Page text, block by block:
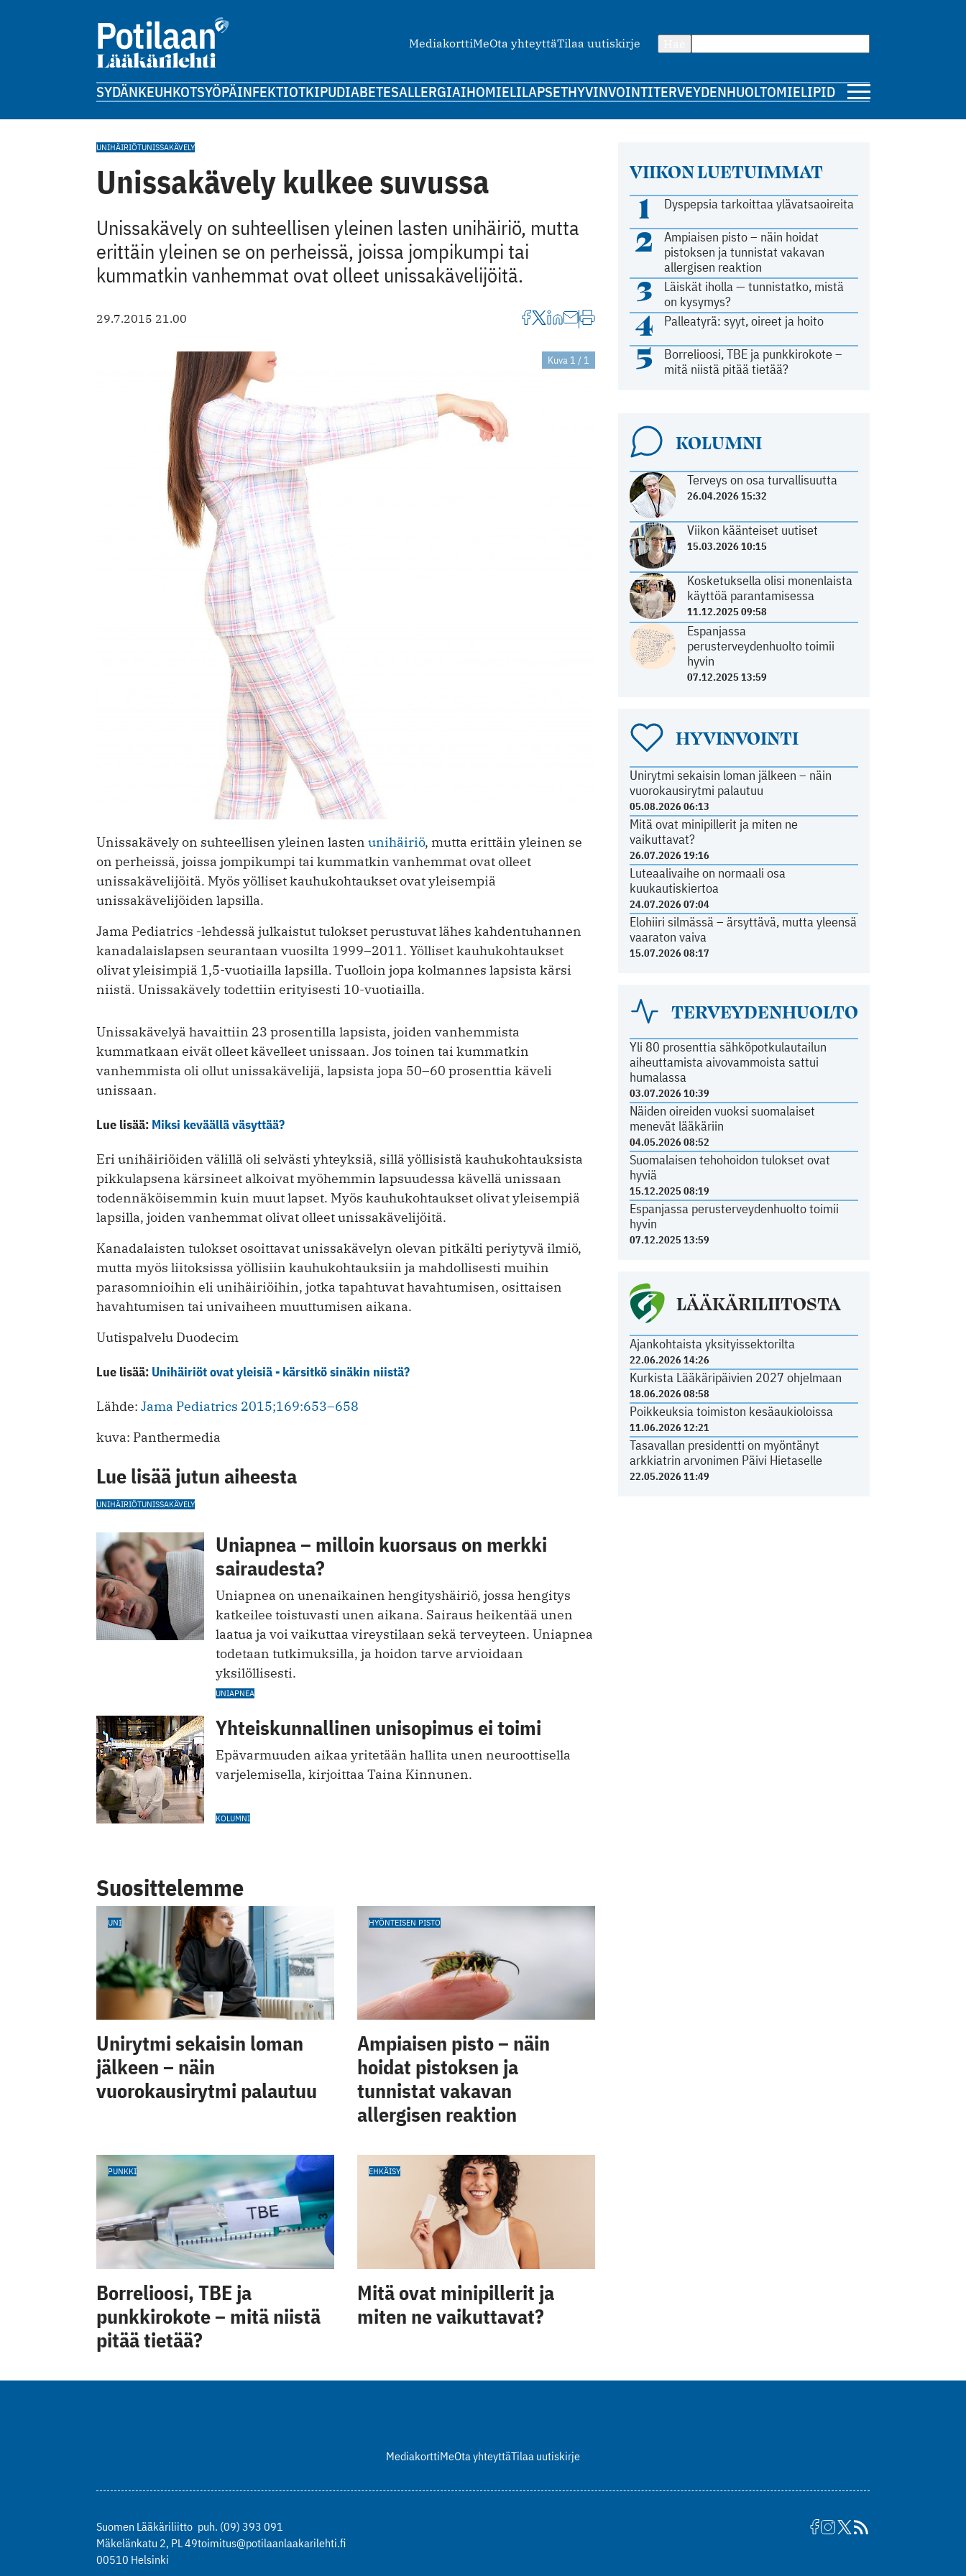
MediakorttiMeOta yhteyttäTilaa uutiskirje
SYDÄNKEUHKOTSYÖPÄINFEKTIOTKIPUDIABETESALLERGIAIHOMIELILAPSETHYVINVOINTITERVEYDENHUOLTOMIELIPIDE
VIIKON LUETUIMMAT
1 Dyspepsia tarkoittaa ylävatsaoireita
2
Ampiaisen pisto – näin hoidat
pistoksen ja tunnistat vakavan
allergisen reaktion
3
Läiskät iholla — tunnistatko, mistä
on kysymys?
4 Palleatyrä: syyt, oireet ja hoito
5
Borrelioosi, TBE ja punkkirokote –
mitä niistä pitää tietää?
KOLUMNI
Terveys on osa turvallisuutta
26.04.2026 15:32
Viikon käänteiset uutiset
15.03.2026 10:15
Kosketuksella olisi monenlaista
käyttöä parantamisessa
11.12.2025 09:58
Espanjassa
perusterveydenhuolto toimii
hyvin
07.12.2025 13:59
HYVINVOINTI
Unirytmi sekaisin loman jälkeen – näin
vuorokausirytmi palautuu
05.08.2026 06:13
Mitä ovat minipillerit ja miten ne
vaikuttavat?
26.07.2026 19:16
Luteaalivaihe on normaali osa
kuukautiskiertoa
24.07.2026 07:04
Elohiiri silmässä – ärsyttävä, mutta yleensä
vaaraton vaiva
15.07.2026 08:17
TERVEYDENHUOLTO
Yli 80 prosenttia sähköpotkulautailun
aiheuttamista aivovammoista sattui
humalassa
03.07.2026 10:39
Näiden oireiden vuoksi suomalaiset
menevät lääkäriin
04.05.2026 08:52
Suomalaisen tehohoidon tulokset ovat
hyviä
15.12.2025 08:19
Espanjassa perusterveydenhuolto toimii
hyvin
07.12.2025 13:59
LÄÄKÄRILIITOSTA
Ajankohtaista yksityissektorilta
22.06.2026 14:26
Kurkista Lääkäripäivien 2027 ohjelmaan
18.06.2026 08:58
Poikkeuksia toimiston kesäaukioloissa
11.06.2026 12:21
Tasavallan presidentti on myöntänyt
arkkiatrin arvonimen Päivi Hietaselle
22.05.2026 11:49
UNIHÄIRIÖTUNISSAKÄVELY
Unissakävely kulkee suvussa
Unissakävely on suhteellisen yleinen lasten unihäiriö, mutta
erittäin yleinen se on perheissä, joissa jompikumpi tai
kummatkin vanhemmat ovat olleet unissakävelijöitä.
29.7.2015 21.00
Kuva 1 / 1
Unissakävely on suhteellisen yleinen lasten unihäiriö, mutta erittäin yleinen se
on perheissä, joissa jompikumpi tai kummatkin vanhemmat ovat olleet
unissakävelijöitä. Myös yölliset kauhukohtaukset ovat yleisempiä
unissakävelijöiden lapsilla.
Jama Pediatrics -lehdessä julkaistut tulokset perustuvat lähes kahdentuhannen
kanadalaislapsen seurantaan vuosilta 1999–2011. Yölliset kauhukohtaukset
olivat yleisimpiä 1,5-vuotiailla lapsilla. Tuolloin jopa kolmannes lapsista kärsi
niistä. Unissakävely todettiin erityisesti 10-vuotiailla.
Unissakävelyä havaittiin 23 prosentilla lapsista, joiden vanhemmista
kummatkaan eivät olleet kävelleet unissaan. Jos toinen tai kummatkin
vanhemmista oli ollut unissakävelijä, lapsista jopa 50–60 prosenttia käveli
unissaan.
Lue lisää: Miksi keväällä väsyttää?
Eri unihäiriöiden välillä oli selvästi yhteyksiä, sillä yöllisistä kauhukohtauksista
pikkulapsena kärsineet alkoivat myöhemmin lapsuudessa kävellä unissaan
todennäköisemmin kuin muut lapset. Myös kauhukohtaukset olivat yleisempiä
lapsilla, joiden vanhemmat olivat olleet unissakävelijöitä.
Kanadalaisten tulokset osoittavat unissakävelyn olevan pitkälti periytyvä ilmiö,
mutta myös liitoksissa yöllisiin kauhukohtauksiin ja mahdollisesti muihin
parasomnioihin eli unihäiriöihin, jotka tapahtuvat havahtumisen, osittaisen
havahtumisen tai univaiheen muuttumisen aikana.
Uutispalvelu Duodecim
Lue lisää: Unihäiriöt ovat yleisiä - kärsitkö sinäkin niistä?
Lähde: Jama Pediatrics 2015;169:653–658
kuva: Panthermedia
Lue lisää jutun aiheesta
UNIHÄIRIÖTUNISSAKÄVELY
Uniapnea – milloin kuorsaus on merkki
sairaudesta?
Uniapnea on unenaikainen hengityshäiriö, jossa hengitys
katkeilee toistuvasti unen aikana. Sairaus heikentää unen
laatua ja voi vaikuttaa vireystilaan sekä terveyteen. Uniapnea
todetaan tutkimuksilla, ja hoidon tarve arvioidaan
yksilöllisesti.
UNIAPNEA
Yhteiskunnallinen unisopimus ei toimi
Epävarmuuden aikaa yritetään hallita unen neuroottisella
varjelemisella, kirjoittaa Taina Kinnunen.
KOLUMNI
Suosittelemme
UNI
Unirytmi sekaisin loman
jälkeen – näin
vuorokausirytmi palautuu
HYÖNTEISEN PISTO
Ampiaisen pisto – näin
hoidat pistoksen ja
tunnistat vakavan
allergisen reaktion
PUNKKI
Borrelioosi, TBE ja
punkkirokote – mitä niistä
pitää tietää?
EHKÄISY
Mitä ovat minipillerit ja
miten ne vaikuttavat?
MediakorttiMeOta yhteyttäTilaa uutiskirje
Suomen Lääkäriliitto
Mäkelänkatu 2, PL 49
00510 Helsinki
puh. (09) 393 091
toimitus@potilaanlaakarilehti.fi